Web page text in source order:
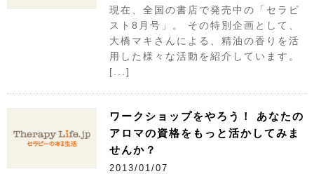
現在、全国の書店で発売中の「セラピ
スト8月号」。 その特別企画として、
大橋マキさんによる、精油の香りを活
用した様々な活動を紹介しています。
[...]
ワークショップをやろう！ あなたの
アロマの資格をもっと活かしてみま
せんか？
2013/01/07